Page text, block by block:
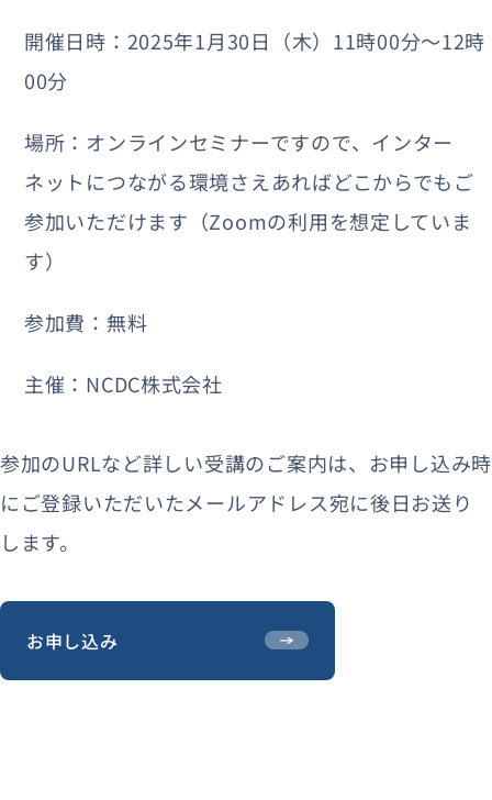
開催日時：2025年1月30日（木）11時00分〜12時
00分
場所：オンラインセミナーですので、インター
ネットにつながる環境さえあればどこからでもご
参加いただけます（Zoomの利用を想定していま
す）
参加費：無料
主催：NCDC株式会社
参加のURLなど詳しい受講のご案内は、お申し込み時
にご登録いただいたメールアドレス宛に後日お送り
します。
お申し込み